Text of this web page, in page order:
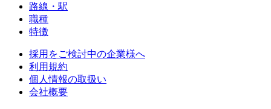
路線・駅
職種
特徴
採用をご検討中の企業様へ
利用規約
個人情報の取扱い
会社概要